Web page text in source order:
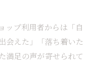
ショップの特徴と
ップ利用者からは「自
会えた」「落ち着いた
満足の声が寄せられて